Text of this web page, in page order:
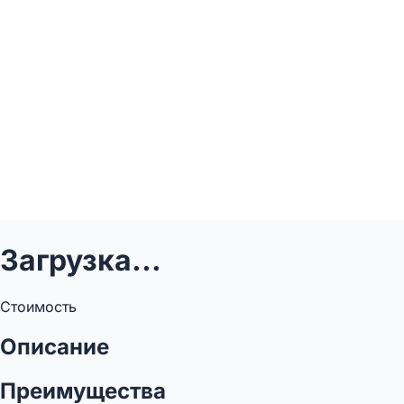
Загрузка...
Стоимость
Описание
Преимущества